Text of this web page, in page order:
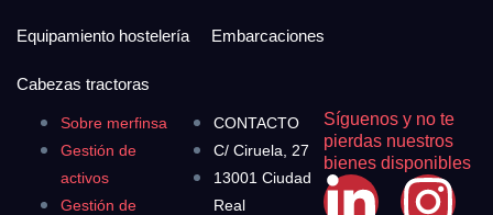
Sobre merfinsa
Gestión de
activos
Gestión de
CONTACTO
C/ Ciruela, 27
13001 Ciudad
Real
Síguenos y no te
pierdas nuestros
bienes disponibles
Equipamiento hostelería Embarcaciones
Cabezas tractoras